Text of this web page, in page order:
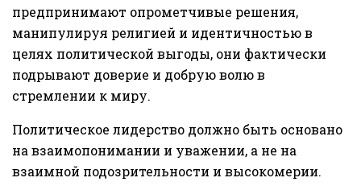
предпринимают опрометчивые решения,
манипулируя религией и идентичностью в
целях политической выгоды, они фактически
подрывают доверие и добрую волю в
стремлении к миру.
Политическое лидерство должно быть основано
на взаимопонимании и уважении, а не на
взаимной подозрительности и высокомерии.